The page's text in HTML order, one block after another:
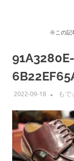
※この記
2022-09-18 もで